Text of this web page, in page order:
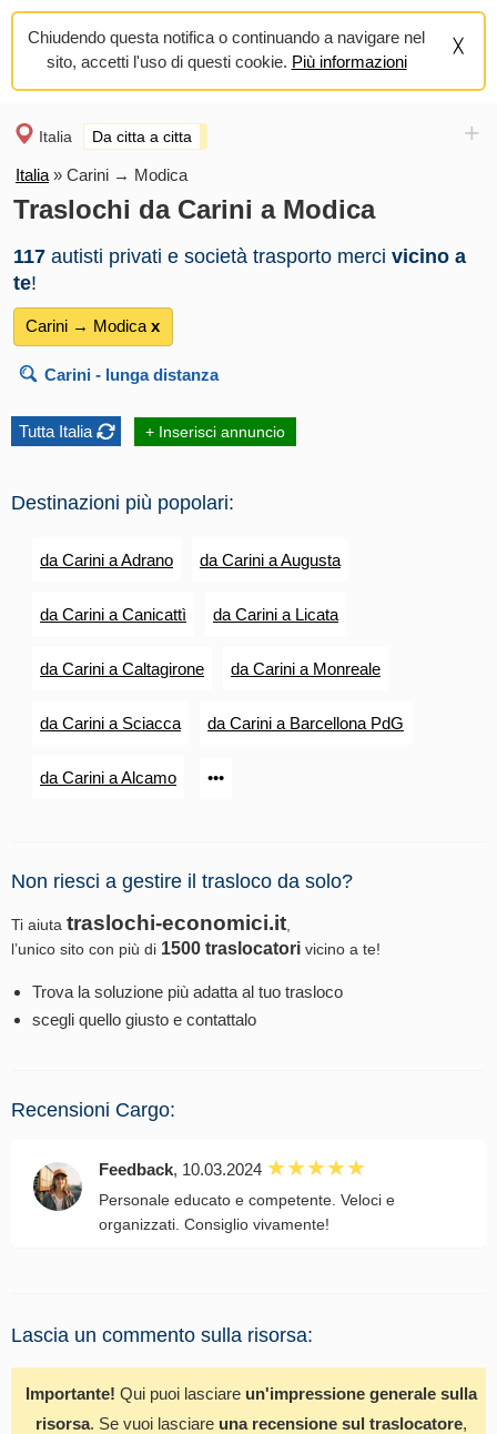
Chiudendo questa notifica o continuando a navigare nel
sito, accetti l'uso di questi cookie. Più informazioni
Italia Da citta a citta +
Italia » Carini → Modica
Traslochi da Carini a Modica
117 autisti privati e società trasporto merci vicino a
te!
Carini → Modica х
Carini - lunga distanza
Tutta Italia + Inserisci annuncio
Destinazioni più popolari:
da Carini a Adrano da Carini a Augusta
da Carini a Canicattì da Carini a Licata
da Carini a Caltagirone da Carini a Monreale
da Carini a Sciacca da Carini a Barcellona PdG
da Carini a Alcamo •••
Non riesci a gestire il trasloco da solo?
Ti aiuta traslochi-economici.it
l’unico sito con più di 1500 traslocatori vicino a te!
Trova la soluzione più adatta al tuo trasloco
scegli quello giusto e contattalo
Recensioni Cargo:
Feedback, 10.03.2024
Personale educato e competente. Veloci e
organizzati. Consiglio vivamente!
Lascia un commento sulla risorsa:
Importante! Qui puoi lasciare un'impressione generale sulla
risorsa. Se vuoi lasciare una recensione sul traslocatore,